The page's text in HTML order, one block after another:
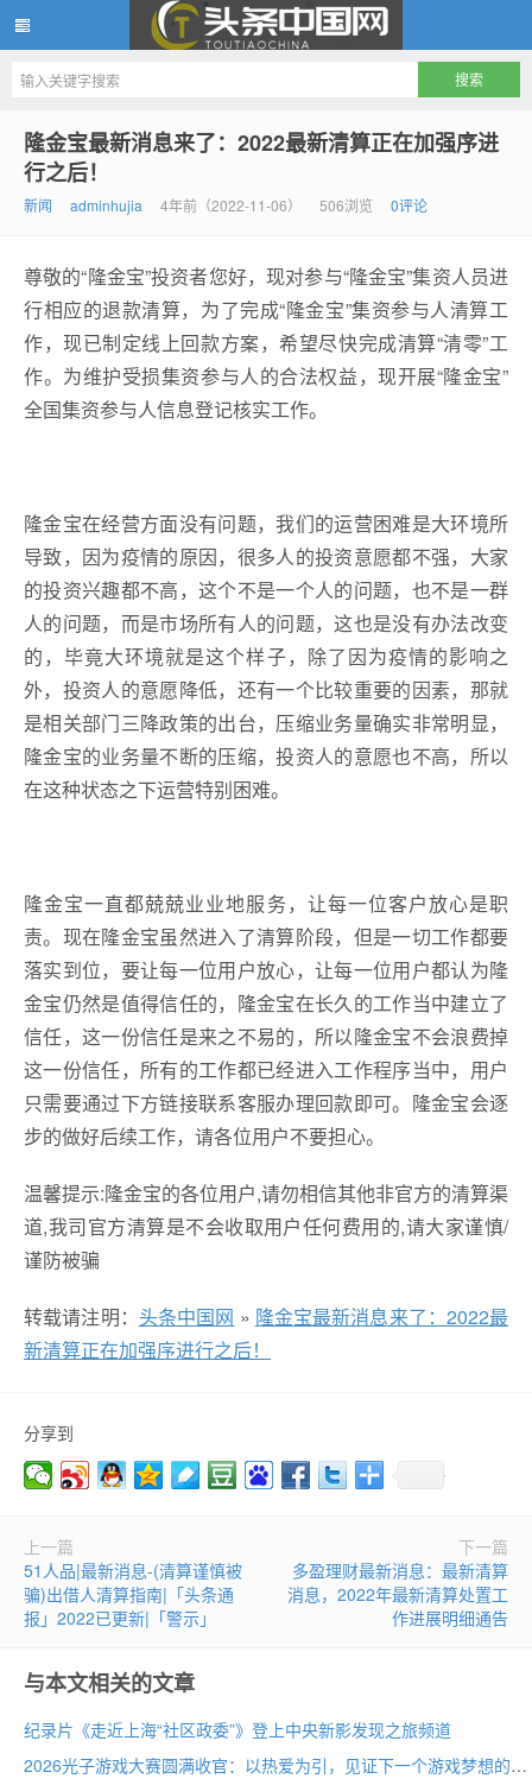
头条中国网
隆金宝最新消息来了：2022最新清算正在加强序进
行之后！
新闻 adminhujia 4年前（2022-11-06） 506浏览 0评论
尊敬的“隆金宝”投资者您好，现对参与“隆金宝”集资人员进
行相应的退款清算，为了完成“隆金宝”集资参与人清算工
作，现已制定线上回款方案，希望尽快完成清算“清零”工
作。为维护受损集资参与人的合法权益，现开展“隆金宝”
全国集资参与人信息登记核实工作。
隆金宝在经营方面没有问题，我们的运营困难是大环境所
导致，因为疫情的原因，很多人的投资意愿都不强，大家
的投资兴趣都不高，这个不是一个人的问题，也不是一群
人的问题，而是市场所有人的问题，这也是没有办法改变
的，毕竟大环境就是这个样子，除了因为疫情的影响之
外，投资人的意愿降低，还有一个比较重要的因素，那就
是相关部门三降政策的出台，压缩业务量确实非常明显，
隆金宝的业务量不断的压缩，投资人的意愿也不高，所以
在这种状态之下运营特别困难。
隆金宝一直都兢兢业业地服务，让每一位客户放心是职
责。现在隆金宝虽然进入了清算阶段，但是一切工作都要
落实到位，要让每一位用户放心，让每一位用户都认为隆
金宝仍然是值得信任的，隆金宝在长久的工作当中建立了
信任，这一份信任是来之不易的，所以隆金宝不会浪费掉
这一份信任，所有的工作都已经进入工作程序当中，用户
只需要通过下方链接联系客服办理回款即可。隆金宝会逐
步的做好后续工作，请各位用户不要担心。
温馨提示:隆金宝的各位用户,请勿相信其他非官方的清算渠
道,我司官方清算是不会收取用户任何费用的,请大家谨慎/
谨防被骗
转载请注明： 头条中国网 » 隆金宝最新消息来了：2022最
新清算正在加强序进行之后！
分享到
上一篇
51人品|最新消息-(清算谨慎被
骗)出借人清算指南|「头条通
报」2022已更新|「警示」
下一篇
多盈理财最新消息：最新清算
消息，2022年最新清算处置工
作进展明细通告
与本文相关的文章
纪录片《走近上海“社区政委”》登上中央新影发现之旅频道
2026光子游戏大赛圆满收官：以热爱为引，见证下一个游戏梦想的诞生